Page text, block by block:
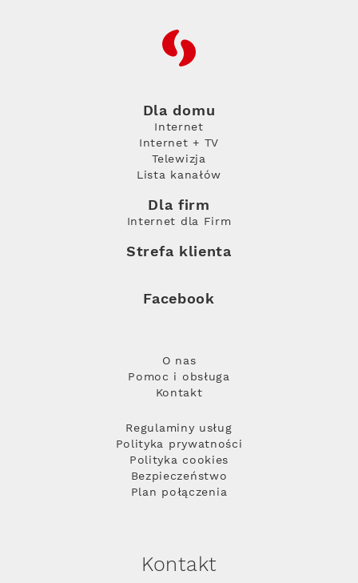
RFC
Dla domu
Internet
Internet + TV
Telewizja
Lista kanałów
Dla firm
Internet dla Firm
Strefa klienta
Facebook
O nas
Pomoc i obsługa
Kontakt
Regulaminy usług
Polityka prywatności
Polityka cookies
Bezpieczeństwo
Plan połączenia
Kontakt